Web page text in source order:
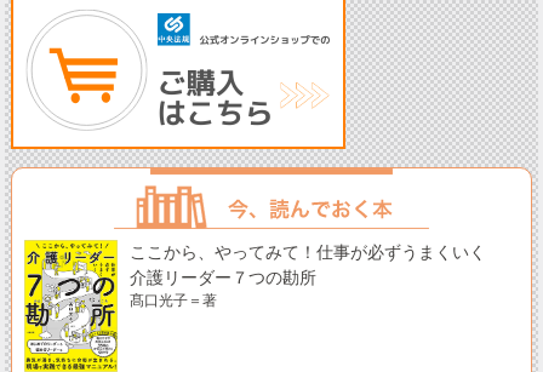
ここから、やってみて！仕事が必ずうまくいく
介護リーダー７つの勘所
髙口光子＝著